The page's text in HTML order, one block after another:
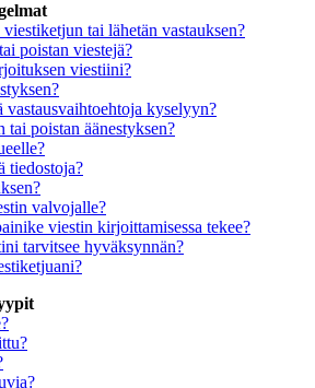
tai lähetän vastauksen?
poistan viestejä?
viestiini?
kyselyyn?
poistan äänestyksen?
tiedostoja?
valvojalle?
viestin kirjoittamisessa tekee?
tarvitsee hyväksynnän?